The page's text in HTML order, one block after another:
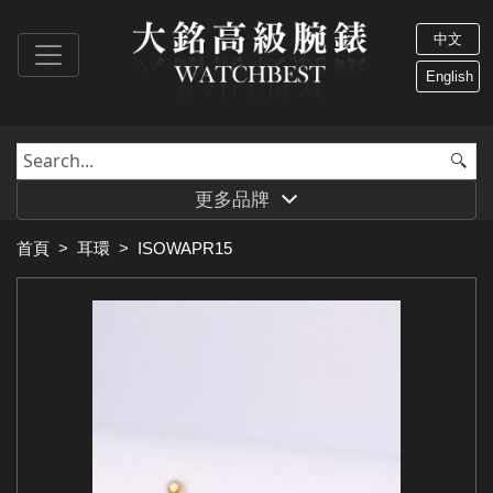
中文
English
更多品牌
首頁 > 耳環 > ISOWAPR15